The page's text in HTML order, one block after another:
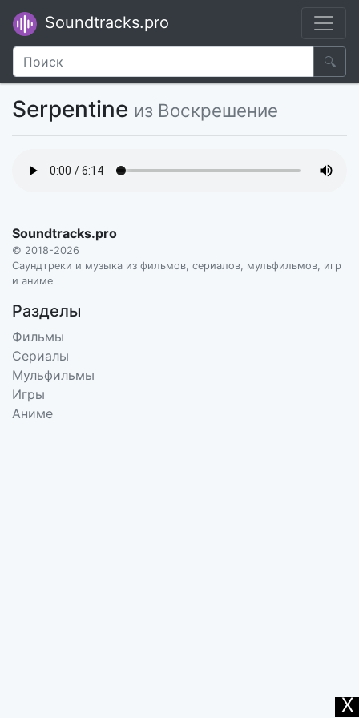
Soundtracks.pro
🔍
Serpentine из Воскрешение
Soundtracks.pro
© 2018-2026
Саундтреки и музыка из фильмов, сериалов, мульфильмов, игр
и аниме
Разделы
Фильмы
Сериалы
Мульфильмы
Игры
Аниме
X